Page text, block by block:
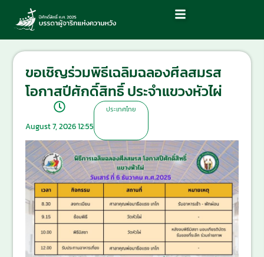
ขอเชิญร่วมพิธีเฉลิมฉลองศีลสมรส
โอกาสปีศักดิ์สิทธิ์ ประจำแขวงหัวไผ่
August 7, 2026 12:55
ประเทศไทย